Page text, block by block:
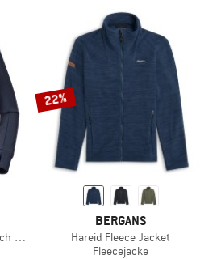
Midlayer Jacket
22%
BERGANS
Hareid Fleece Jacket
Fleecejacke